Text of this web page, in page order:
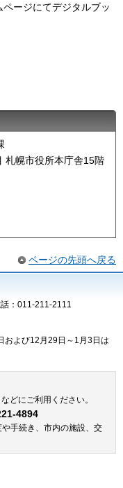
ージにてデジタルブッ
札幌市役所本庁舎15階
ページの先頭へ戻る
：011-211-2111
および12月29日～1月3日は
どにご利用ください。
4894
手続き、市内の施設、交